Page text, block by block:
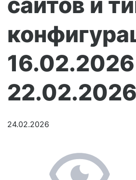
16.02.2026
22.02.2026
24.02.2026